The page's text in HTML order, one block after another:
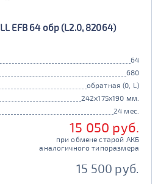
EFB 64 обр (L2.0, 82064)
64
680
обратная (0, L)
242x175x190 мм.
24 мес.
15 050 руб.
при обмене старой АКБ
аналогичного типоразмера
15 500 руб.